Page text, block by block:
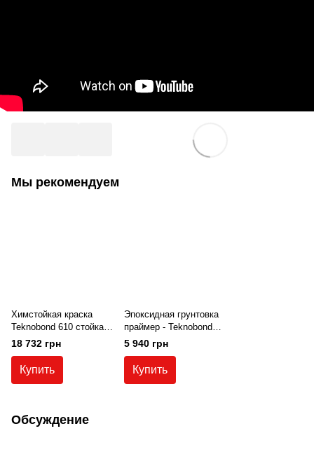
Мы рекомендуем
Химстойкая краска
Teknobond 610 стойкая
к серной, азотной,
соляной, молочной
кислоте, химии,
щелочам, эпоксидная
18 732 грн
Купить
Эпоксидная грунтовка
праймер - Teknobond
300 5 кг.
5 940 грн
Купить
Обсуждение